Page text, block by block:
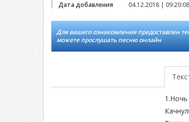
Дата добавления
04.12.2018 | 09:20:08
Для вашего ознакомления предоставлен
можете прослушать песню онлайн